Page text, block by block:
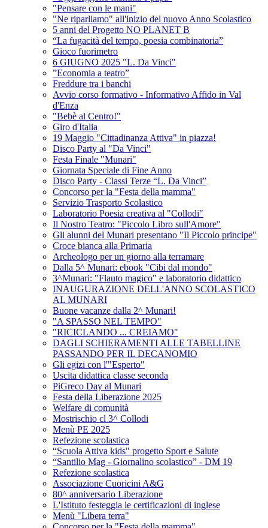
"Pensare con le mani"
"Ne riparliamo" all'inizio del nuovo Anno Scolastico
5 anni del Progetto NO PLANET B
“La fugacità del tempo, poesia combinatoria”
Gioco fuorimetro
6 GIUGNO 2025 "L. Da Vinci"
”Economia a teatro”
Freddure tra i banchi
Avvio corso formativo - Informativo Affido in Val
d'Enza
"Bebè al Centro!"
Giro d'Italia
19 Maggio "Cittadinanza Attiva" in piazza!
Disco Party al "Da Vinci"
Festa Finale "Munari"
Giornata Speciale di Fine Anno
Disco Party - Classi Terze “L. Da Vinci”
Concorso per la "Festa della mamma"
Servizio Trasporto Scolastico
Laboratorio Poesia creativa al "Collodi"
Il Nostro Teatro: "Piccolo Libro sull'Amore"
Gli alunni del Munari presentano "Il Piccolo principe"
Croce bianca alla Primaria
Archeologo per un giorno alla terramare
Dalla 5^ Munari: ebook "Cibi dal mondo"
3^Munari: "Flauto magico" e laboratorio didattico
INAUGURAZIONE DELL'ANNO SCOLASTICO
AL MUNARI
Buone vacanze dalla 2^ Munari!
"A SPASSO NEL TEMPO"
"RICICLANDO ... CREIAMO"
DAGLI SCHIERAMENTI ALLE TABELLINE
PASSANDO PER IL DECANOMIO
Gli egizi con l'"Esperto"
Uscita didattica classe seconda
PiGreco Day al Munari
Festa della Liberazione 2025
Welfare di comunità
Mostrischio cl 3^ Collodi
Menù PE 2025
Refezione scolastica
“Scuola Attiva kids" progetto Sport e Salute
“Santilio Mag - Giornalino scolastico” - DM 19
Refezione scolastica
Associazione Cuoricini A&G
80^ anniversario Liberazione
L'Istituto festeggia le certificazioni di inglese
Menù "Libera terra"